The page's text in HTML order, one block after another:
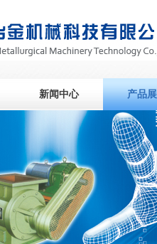
新闻中心 产品